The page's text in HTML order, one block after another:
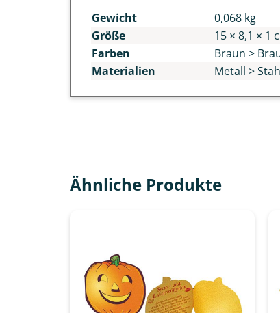
Gewicht
0,068 kg
Größe
15 × 8,1 × 1
Farben
Braun >
Materialien
Metall >
Ähnliche Produkte